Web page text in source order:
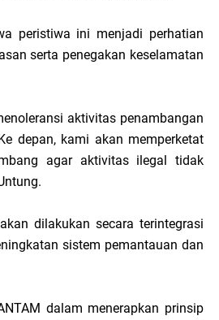
peristiwa ini menjadi perhatian
serta penegakan keselamatan
aktivitas penambangan
depan, kami akan memperketat
agar aktivitas ilegal tidak
dilakukan secara terintegrasi
sistem pemantauan dan
dalam menerapkan prinsip